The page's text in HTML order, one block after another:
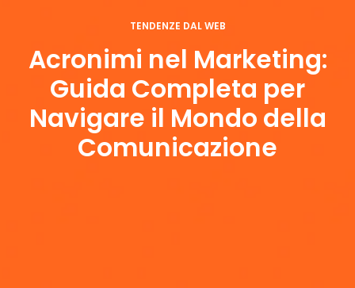
TENDENZE DAL WEB
Acronimi nel Marketing:
Guida Completa per
Navigare il Mondo della
Comunicazione